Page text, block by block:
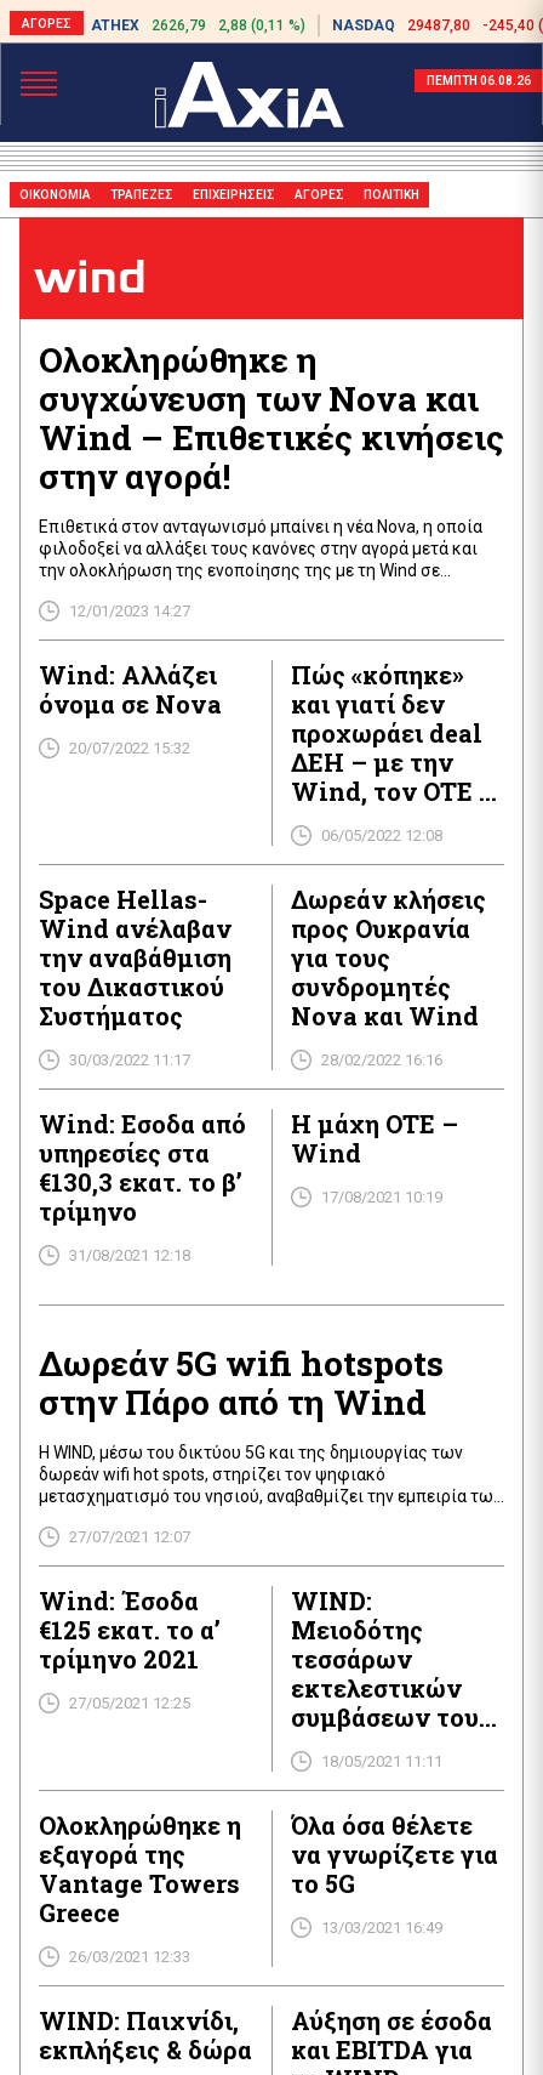
ATHEX 2626,79 2,88 (0,11 %) NASDAQ 29487,80 -245,40
ΠΕΜΠΤΗ 06.08.26
ΟΙΚΟΝΟΜΙΑ ΤΡΑΠΕΖΕΣ ΕΠΙΧΕΙΡΗΣΕΙΣ ΑΓΟΡΕΣ ΠΟΛΙΤΙΚΗ
wind
Ολοκληρώθηκε η
συγχώνευση των Nova και
Wind – Επιθετικές κινήσεις
στην αγορά!
Επιθετικά στον ανταγωνισμό μπαίνει η νέα Nova, η οποία
φιλοδοξεί να αλλάξει τους κανόνες στην αγορά μετά και
την ολοκλήρωση της ενοποίησης της με τη Wind σε
τον Ιανουάριο του 2022. «Δύο εταιρείες που η κάθε μια έχει
γράψει τη δική τους ιστορία γίνονται ένα, σηματοδοτώντας
την έναρξη αυτής της νέας συναρπαστικής εποχής […]
12/01/2023 14:27
Wind: Αλλάζει
όνομα σε Nova
20/07/2022 15:32
Πώς «κόπηκε»
και γιατί δεν
προχωράει deal
ΔΕΗ – με την
Wind, τον ΟΤΕ ή
άλλο όμιλο
τηλεπικοινωνιώ
06/05/2022 12:08
Space Hellas-
Wind ανέλαβαν
την αναβάθμιση
του Δικαστικού
Συστήματος
30/03/2022 11:17
Δωρεάν κλήσεις
προς Ουκρανία
για τους
συνδρομητές
Nova και Wind
28/02/2022 16:16
Wind: Εσοδα από
υπηρεσίες στα
€130,3 εκατ. το β’
τρίμηνο
31/08/2021 12:18
Η μάχη ΟΤΕ –
Wind
17/08/2021 10:19
Δωρεάν 5G wifi hotspots
στην Πάρο από τη Wind
Η WIND, μέσω του δικτύου 5G και της δημιουργίας των
δωρεάν wifi hot spots, στηρίζει τον ψηφιακό
μετασχηματισμό του νησιού, αναβαθμίζει την εμπειρία των
επιχειρήσεις με υψηλές ταχύτητες που φτάνουν ακόμα και
το ~1 Gbps και με εξαιρετική ποιότητα δικτύου. Μιλώντας
σχετικά -και πάντα σύμφωνα με τη σχετική […]
27/07/2021 12:07
Wind: Έσοδα
€125 εκατ. το α’
τρίμηνο 2021
27/05/2021 12:25
WIND:
Μειοδότης
τεσσάρων
εκτελεστικών
συμβάσεων του
έργου ΣΥΖΕΥΞΙΣ
ΙΙ
18/05/2021 11:11
Ολοκληρώθηκε η
εξαγορά της
Vantage Towers
Greece
26/03/2021 12:33
Όλα όσα θέλετε
να γνωρίζετε για
το 5G
13/03/2021 16:49
WIND: Παιχνίδι,
εκπλήξεις & δώρα
Αύξηση σε έσοδα
και EBITDA για